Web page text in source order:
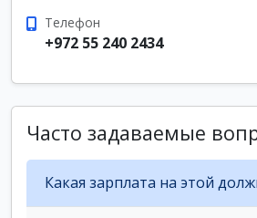
Телефон
+972 55 240 2434
Часто задаваемые
Какая зарплата на этой